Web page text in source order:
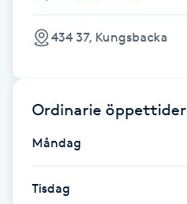
Headspa
Healing
Herrklippning
434 37, Kungsbacka
Ordinarie öppettider
Måndag
Tisdag